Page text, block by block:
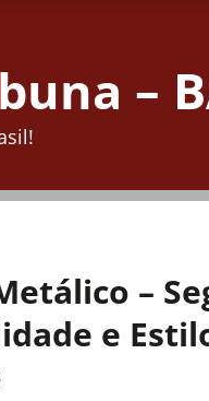
–
–
e